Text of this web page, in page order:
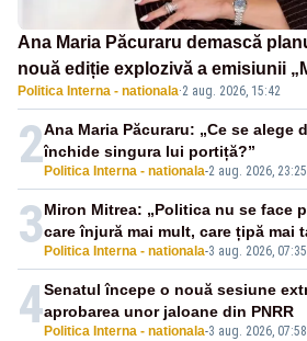
Ana Maria Păcuraru demască
nouă ediție explozivă a emisiunii
Realitatea PLUS
Politica Interna - nationala·2 aug. 2026, 15:42
2 Politica Interna - nationala-2 aug. 2026, 23:25
Ana Maria Păcuraru: „Ce se alege
închide singura lui portiță?”
3 Politica Interna - nationala-3 aug. 2026, 07:35
Miron Mitrea: „Politica nu se face
care înjură mai mult, care țipă mai
4 Politica Interna - nationala-3 aug. 2026, 07:58
Senatul începe o nouă sesiune
aprobarea unor jaloane din PNRR